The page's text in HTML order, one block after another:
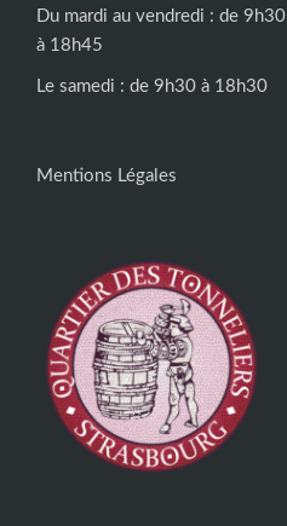
Du mardi au vendredi : de 9h30
à 18h45
Le samedi : de 9h30 à 18h30
Mentions Légales